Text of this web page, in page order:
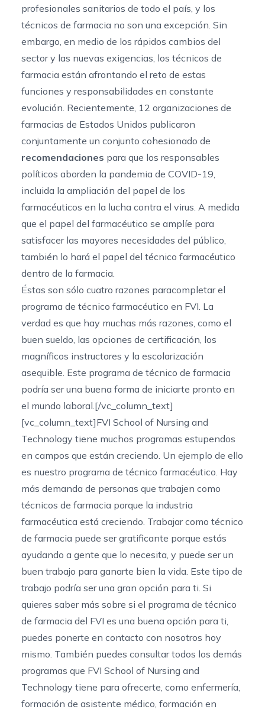
profesionales sanitarios de todo el país, y los
técnicos de farmacia no son una excepción. Sin
embargo, en medio de los rápidos cambios del
sector y las nuevas exigencias, los técnicos de
farmacia están afrontando el reto de estas
funciones y responsabilidades en constante
evolución. Recientemente, 12 organizaciones de
farmacias de Estados Unidos publicaron
conjuntamente un conjunto cohesionado de
recomendaciones para que los responsables
políticos aborden la pandemia de COVID-19,
incluida la ampliación del papel de los
farmacéuticos en la lucha contra el virus. A medida
que el papel del farmacéutico se amplíe para
satisfacer las mayores necesidades del público,
también lo hará el papel del técnico farmacéutico
dentro de la farmacia.
Éstas son sólo cuatro razones paracompletar el
programa de técnico farmacéutico en FVI . La
verdad es que hay muchas más razones, como el
buen sueldo, las opciones de certificación, los
magníficos instructores y la escolarización
asequible. Este programa de técnico de farmacia
podría ser una buena forma de iniciarte pronto en
el mundo laboral.[/vc_column_text]
[vc_column_text]FVI School of Nursing and
Technology tiene muchos programas estupendos
en campos que están creciendo. Un ejemplo de ello
es nuestro programa de técnico farmacéutico . Hay
más demanda de personas que trabajen como
técnicos de farmacia porque la industria
farmacéutica está creciendo. Trabajar como técnico
de farmacia puede ser gratificante porque estás
ayudando a gente que lo necesita, y puede ser un
buen trabajo para ganarte bien la vida. Este tipo de
trabajo podría ser una gran opción para ti. Si
quieres saber más sobre si el programa de técnico
de farmacia del FVI es una buena opción para ti,
puedes ponerte en contacto con nosotros hoy
mismo. También puedes consultar todos los demás
programas que FVI School of Nursing and
Technology tiene para ofrecerte, como enfermería,
formación de asistente médico, formación en